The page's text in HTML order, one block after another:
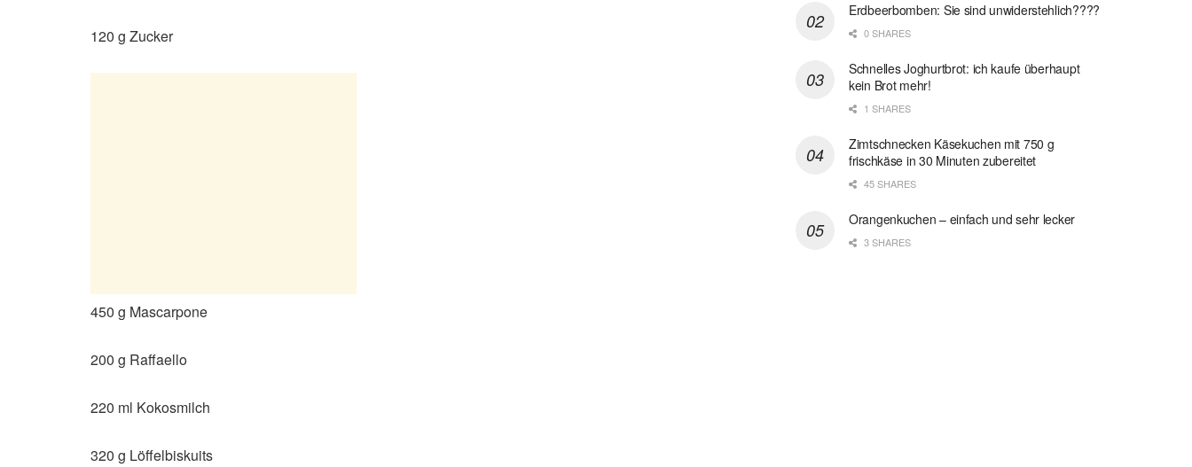
120 g Zucker
450 g Mascarpone
200 g Raffaello
220 ml Kokosmilch
320 g Löffelbiskuits
Erdbeerbomben: Sie sind unwiderstehlich????
0 SHARES
Schnelles Joghurtbrot: ich kaufe überhaupt
kein Brot mehr!
1 SHARES
Zimtschnecken Käsekuchen mit 750 g
frischkäse in 30 Minuten zubereitet
45 SHARES
Orangenkuchen – einfach und sehr lecker
3 SHARES